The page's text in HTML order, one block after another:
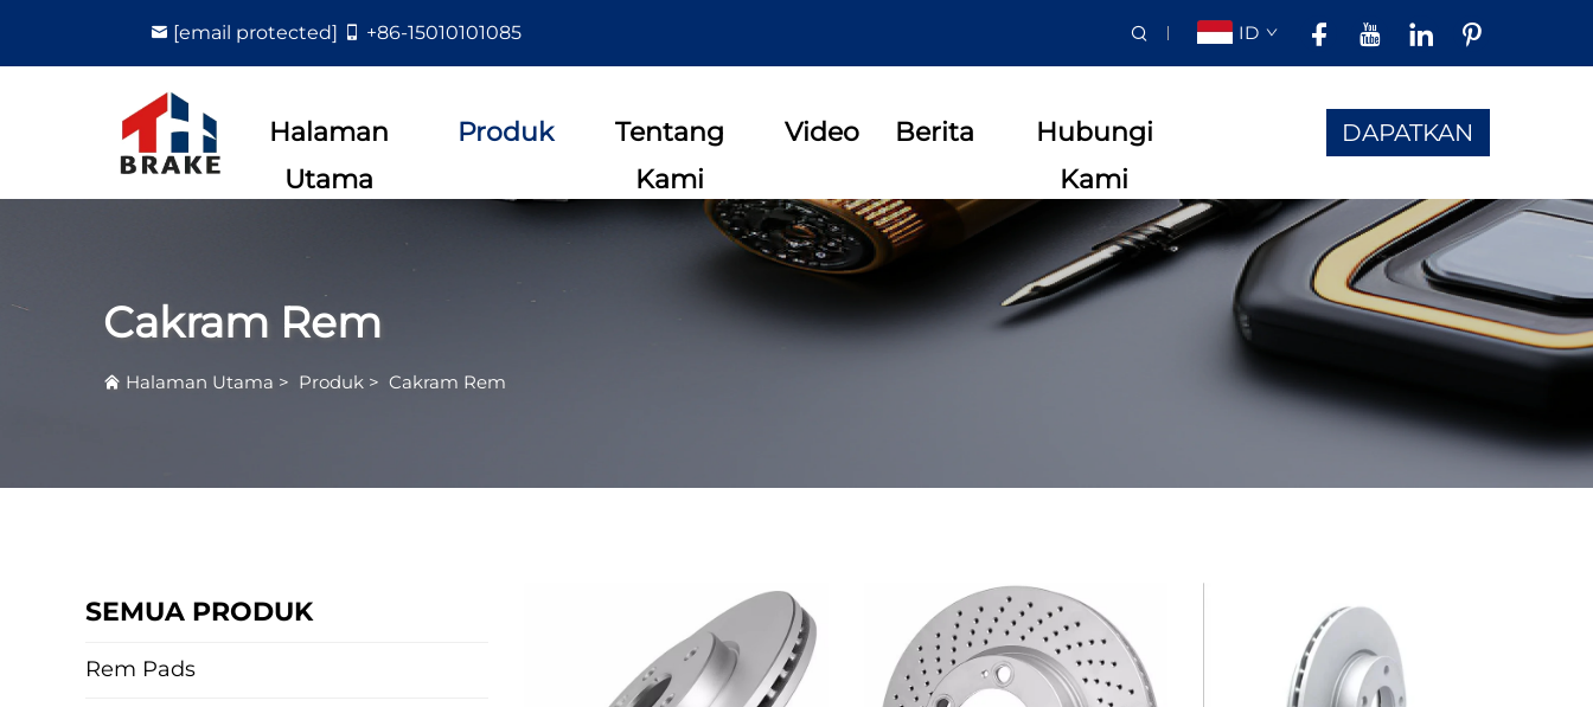
[email protected] +86-15010101085 ID
Halaman
Utama
Produk
Tentang
Kami
Video Berita
Hubungi
Kami
DAPATKAN
Cakram Rem
Halaman Utama > Produk > Cakram Rem
SEMUA PRODUK
Rem Pads